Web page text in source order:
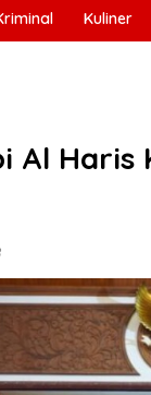
Kuliner
Al Haris